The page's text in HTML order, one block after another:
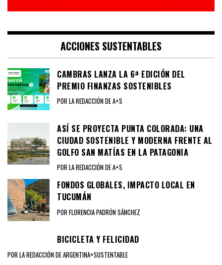
ACCIONES SUSTENTABLES
CAMBRAS LANZA LA 6ª EDICIÓN DEL
PREMIO FINANZAS SOSTENIBLES
POR LA REDACCIÓN DE A+S
ASÍ SE PROYECTA PUNTA COLORADA: UNA
CIUDAD SOSTENIBLE Y MODERNA FRENTE AL
GOLFO SAN MATÍAS EN LA PATAGONIA
POR LA REDACCIÓN DE A+S
FONDOS GLOBALES, IMPACTO LOCAL EN
TUCUMÁN
POR FLORENCIA PADRÓN SÁNCHEZ
BICICLETA Y FELICIDAD
POR LA REDACCIÓN DE ARGENTINA+SUSTENTABLE